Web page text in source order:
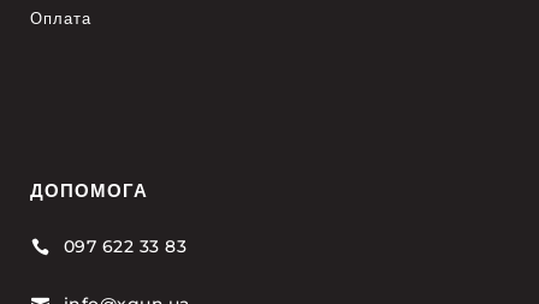
Оплата
ДОПОМОГА
 097 622 33 83